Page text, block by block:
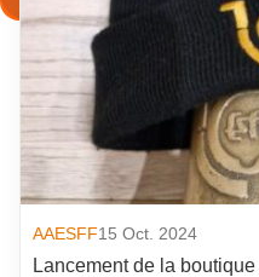
AAESFF15 Oct. 2024
Lancement de la